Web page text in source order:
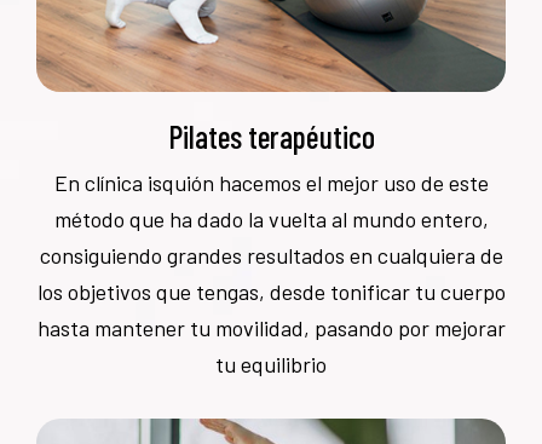
Pilates terapéutico
En clínica isquión hacemos el mejor uso de este
método que ha dado la vuelta al mundo entero,
consiguiendo grandes resultados en cualquiera de
los objetivos que tengas, desde tonificar tu cuerpo
hasta mantener tu movilidad, pasando por mejorar
tu equilibrio